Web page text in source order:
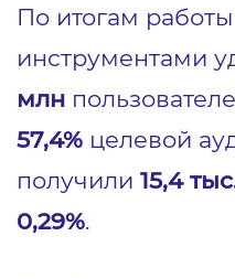
По итогам
инструментами
млн
57,4% целевой
получили 15,4
0,29%.